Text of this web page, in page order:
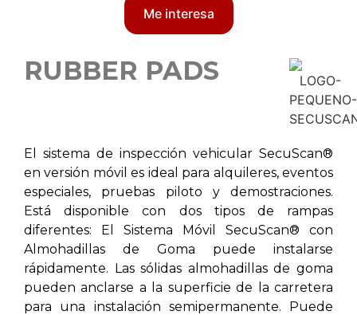
Me interesa
RUBBER PADS
El sistema de inspección vehicular SecuScan®
en versión móvil es ideal para alquileres, eventos
especiales, pruebas piloto y demostraciones.
Está disponible con dos tipos de rampas
diferentes: El Sistema Móvil SecuScan® con
Almohadillas de Goma puede instalarse
rápidamente. Las sólidas almohadillas de goma
pueden anclarse a la superficie de la carretera
para una instalación semipermanente. Puede